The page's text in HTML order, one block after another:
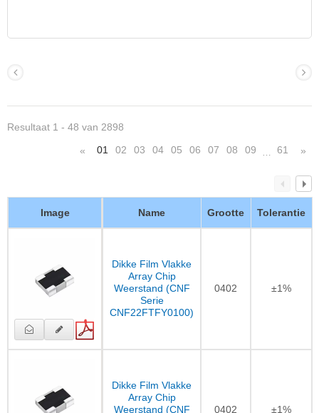
Resultaat 1 - 48 van 2898
« 01 02 03 04 05 06 07 08 09 … 61 »
Image Name Grootte Tolerantie
Dikke Film Vlakke
Array Chip
Weerstand (CNF
Serie
CNF22FTFY0100)
0402 ±1%
Dikke Film Vlakke
Array Chip
Weerstand (CNF
0402 ±1%